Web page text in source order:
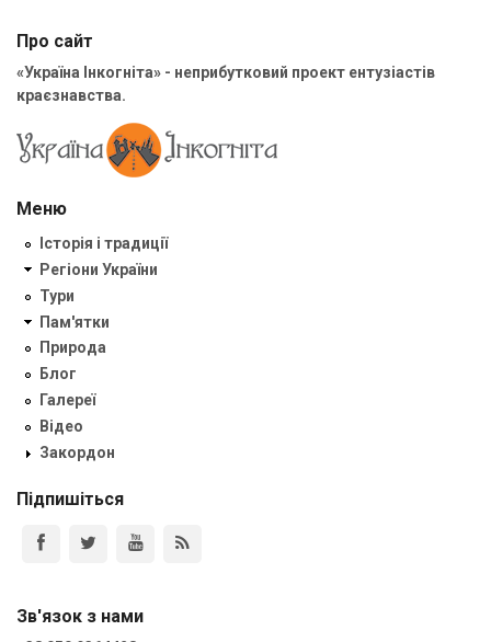
Про сайт
«Україна Інкогніта» - неприбутковий проект ентузіастів
краєзнавства.
Меню
Історія і традиції
Регіони України
Тури
Пам'ятки
Природа
Блог
Галереї
Відео
Закордон
Підпишіться
Зв'язок з нами